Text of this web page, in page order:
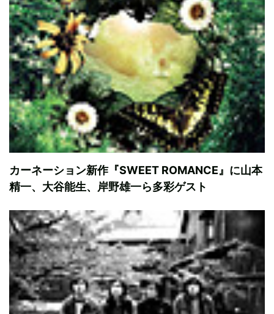
カーネーション新作『SWEET ROMANCE』に山本
精一、大谷能生、岸野雄一ら多彩ゲスト